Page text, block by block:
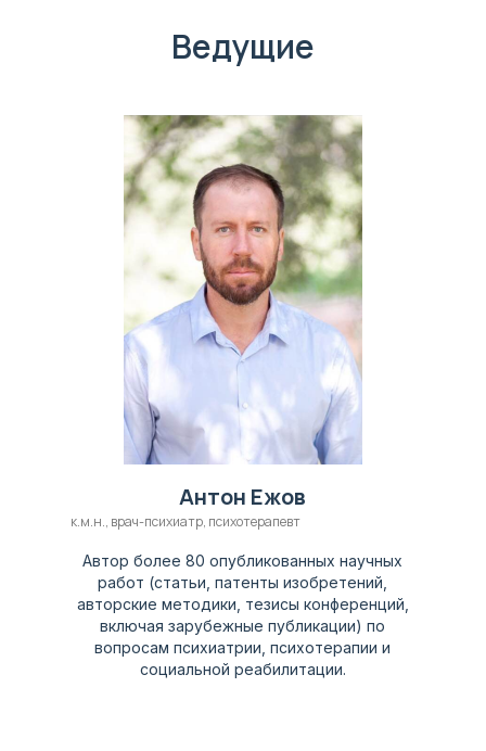
Ведущие
Антон Ежов
к.м.н., врач-психиатр, психотерапевт
Автор более 80 опубликованных научных
работ (статьи, патенты изобретений,
авторские методики, тезисы конференций,
включая зарубежные публикации) по
вопросам психиатрии, психотерапии и
социальной реабилитации.